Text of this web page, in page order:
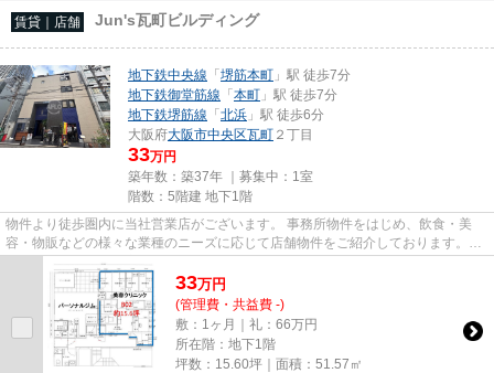
賃貸｜店舗 Jun's瓦町ビルディング
地下鉄中央線 「堺筋本町 」駅 徒歩7分
地下鉄御堂筋線 「本町 」駅 徒歩7分
地下鉄堺筋線 「北浜 」駅 徒歩6分
大阪府大阪市中央区瓦町 ２丁目
33万円
築年数：築37年 ｜募集中： 1室
階数：5階建 地下1階
物件より徒歩圏内に当社営業店がございます。 事務所物件をはじめ、飲食・美
容・物販などの様々な業種のニーズに応じて店舗物件をご紹介しております。
尚、弊社ではおとり広告は一切...
33万円
(管理費・共益費 -)
敷：1ヶ月｜礼：66万円
所在階：地下1階
坪数：15.60坪｜面積：51.57㎡